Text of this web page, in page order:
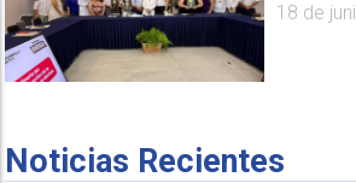
18 de
Noticias Recientes